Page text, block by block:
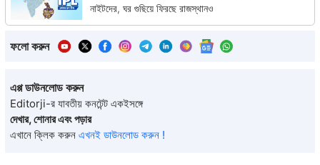
নাইটদের, ঘর গুছিয়ে ফিরছে রাজস্থানও
ফলো করুন
এপ্প ডাউনলোড করুন
Editorji-র যাবতীয় কনটেন্ট একইসঙ্গে
দেখার, শোনার এবং পড়ার
এখানে ক্লিক করুন এখনই ডাউনলোড করুন !